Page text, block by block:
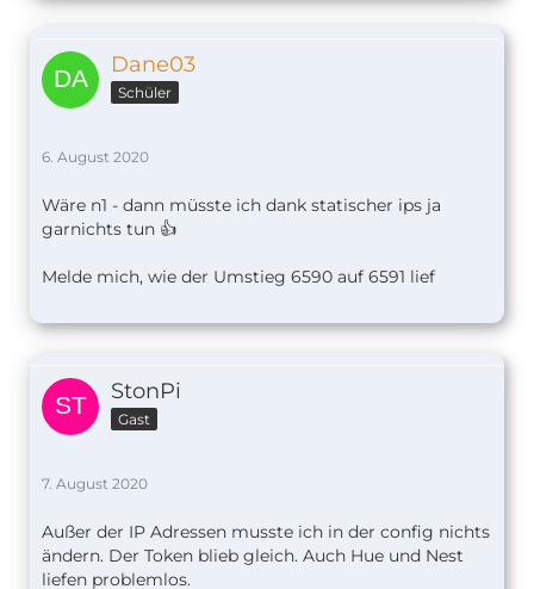
Dane03
Schüler
6. August 2020
Wäre n1 - dann müsste ich dank statischer ips ja
garnichts tun 👍
Melde mich, wie der Umstieg 6590 auf 6591 lief
StonPi
Gast
7. August 2020
Außer der IP Adressen musste ich in der config nichts
ändern. Der Token blieb gleich. Auch Hue und Nest
liefen problemlos.